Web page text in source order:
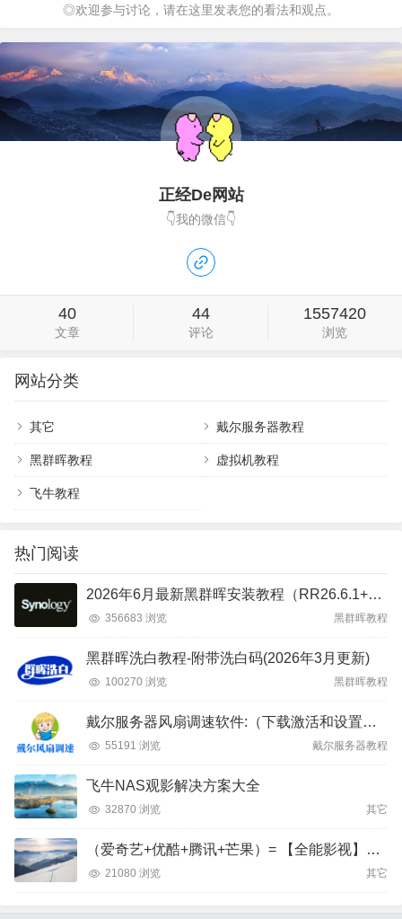
◎欢迎参与讨论，请在这里发表您的看法和观点。
正经De网站
👇我的微信👇
40
文章
44
评论
1557420
浏览
网站分类
其它 戴尔服务器教程
黑群晖教程 虚拟机教程
飞牛教程
热门阅读
2026年6月最新黑群晖安装教程（RR26.6.1+DSM7.4）
356683 浏览 黑群晖教程
黑群晖洗白教程-附带洗白码(2026年3月更新)
100270 浏览 黑群晖教程
戴尔服务器风扇调速软件:（下载激活和设置教程）
55191 浏览 戴尔服务器教程
飞牛NAS观影解决方案大全
32870 浏览 其它
（爱奇艺+优酷+腾讯+芒果）= 【全能影视】APP
21080 浏览 其它